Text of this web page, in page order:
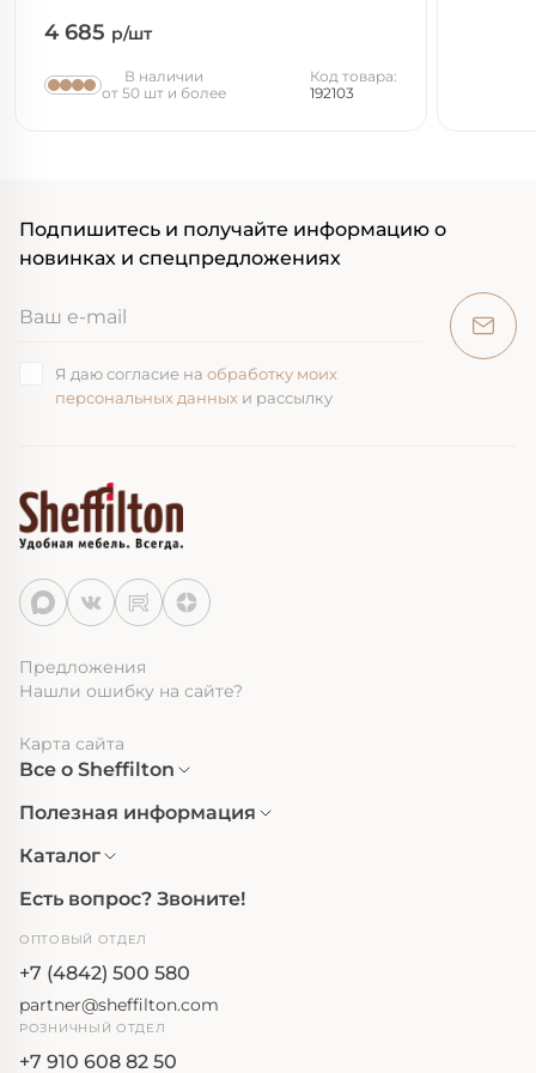
4 685 р/шт
В наличии
от 50 шт и более
Код товара:
192103
Подпишитесь и получайте информацию о
новинках и спецпредложениях
Я даю согласие на обработку моих
персональных данных и рассылку
Предложения
Нашли ошибку на сайте?
Карта сайта
Все о Sheffilton
Полезная информация
Каталог
Есть вопрос? Звоните!
ОПТОВЫЙ ОТДЕЛ
+7 (4842) 500 580
partner@sheffilton.com
РОЗНИЧНЫЙ ОТДЕЛ
+7 910 608 82 50